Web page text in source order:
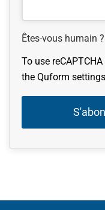
Êtes-vous humain ?
To use
the Quform
This
be left